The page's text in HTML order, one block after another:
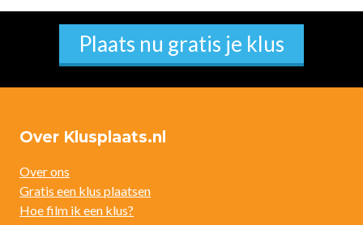
Plaats nu gratis je klus
Over Klusplaats.nl
Over ons
Gratis een klus plaatsen
Hoe film ik een klus?